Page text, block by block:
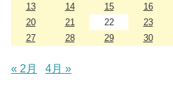
13
14 15 16
20
21 22 23
27
28 29 30
« 2月 4月 »